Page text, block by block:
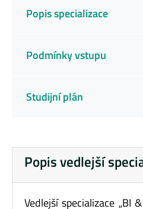
Popis specializace
Podmínky vstupu
Studijní plán
Popis vedlejší
Vedlejší specializace „BI